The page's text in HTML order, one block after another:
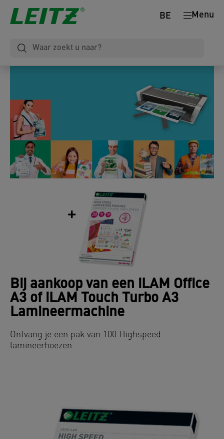
Menu
BE
Bij aankoop van een iLAM Office
A3 of iLAM Touch Turbo A3
Lamineermachine
Ontvang je een pak van 100 Highspeed
lamineerhoezen